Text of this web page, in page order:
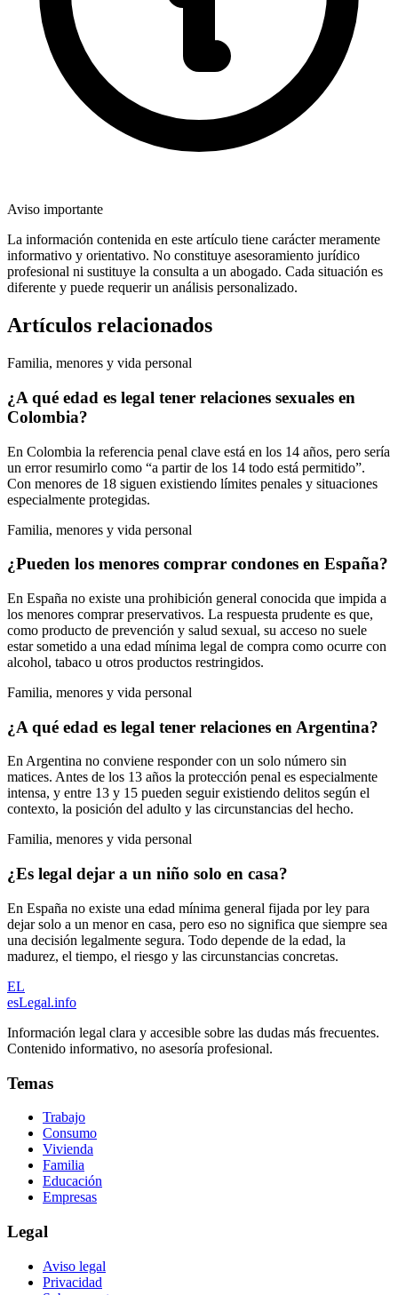
Aviso importante
La información contenida en este artículo tiene carácter meramente
informativo y orientativo. No constituye asesoramiento jurídico
profesional ni sustituye la consulta a un abogado. Cada situación es
diferente y puede requerir un análisis personalizado.
Artículos relacionados
Familia, menores y vida personal
¿A qué edad es legal tener relaciones sexuales en
Colombia?
En Colombia la referencia penal clave está en los 14 años, pero sería
un error resumirlo como “a partir de los 14 todo está permitido”.
Con menores de 18 siguen existiendo límites penales y situaciones
especialmente protegidas.
Familia, menores y vida personal
¿Pueden los menores comprar condones en España?
En España no existe una prohibición general conocida que impida a
los menores comprar preservativos. La respuesta prudente es que,
como producto de prevención y salud sexual, su acceso no suele
estar sometido a una edad mínima legal de compra como ocurre con
alcohol, tabaco u otros productos restringidos.
Familia, menores y vida personal
¿A qué edad es legal tener relaciones en Argentina?
En Argentina no conviene responder con un solo número sin
matices. Antes de los 13 años la protección penal es especialmente
intensa, y entre 13 y 15 pueden seguir existiendo delitos según el
contexto, la posición del adulto y las circunstancias del hecho.
Familia, menores y vida personal
¿Es legal dejar a un niño solo en casa?
En España no existe una edad mínima general fijada por ley para
dejar solo a un menor en casa, pero eso no significa que siempre sea
una decisión legalmente segura. Todo depende de la edad, la
madurez, el tiempo, el riesgo y las circunstancias concretas.
EL
esLegal.info
Información legal clara y accesible sobre las dudas más frecuentes.
Contenido informativo, no asesoría profesional.
Temas
Trabajo
Consumo
Vivienda
Familia
Educación
Empresas
Legal
Aviso legal
Privacidad